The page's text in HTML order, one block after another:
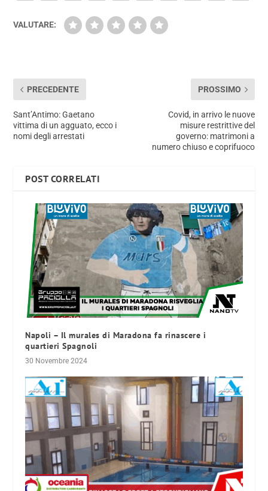
VALUTARE:
PRECEDENTE
Sant’Antimo: Gaetano
vittima di un agguato, ecco i
nomi degli arrestati
PROSSIMO
Covid, in arrivo le nuove
misure restrittive del
governo: matrimoni a
numero chiuso e coprifuoco
POST CORRELATI
Napoli – Il murales di Maradona fa rinascere i
quartieri Spagnoli
30 Novembre 2024